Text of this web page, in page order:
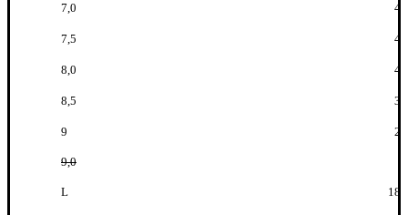
7,0 4
7,5 4
8,0 4
8,5 3
9 2
9,0
L 18